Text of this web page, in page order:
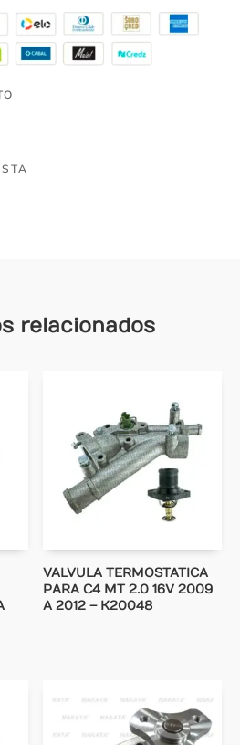
relacionados
VALVULA TERMOSTATICA
PARA C4 MT 2.0 16V 2009
A 2012 – K20048